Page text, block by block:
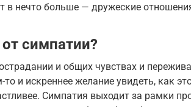
в нечто больше — дружеские
симпатии?
и общих чувствах и
и искреннее желание увидеть, как
Симпатия выходит за рамки